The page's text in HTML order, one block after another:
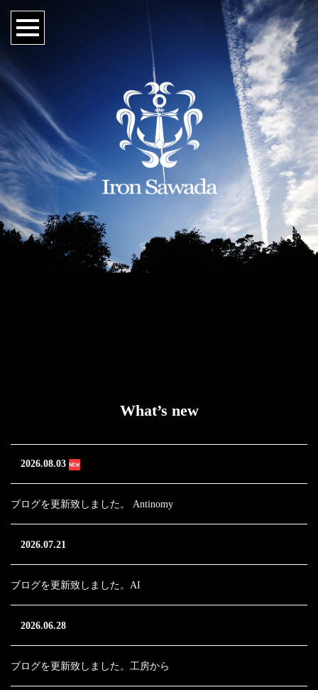
What’s new
2026.08.03
ブログを更新致しました。 Antinomy
2026.07.21
ブログを更新致しました。AI
2026.06.28
ブログを更新致しました。工房から